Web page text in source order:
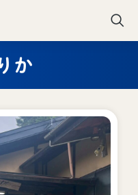
か